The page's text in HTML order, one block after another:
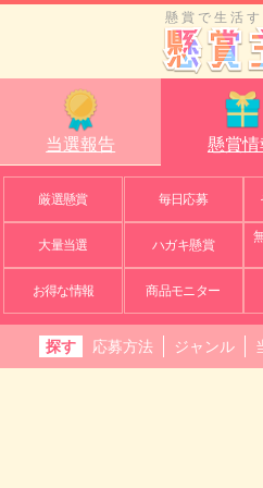
懸賞で生活
当選報告 懸賞情
厳選懸賞 毎日応募
大量当選 ハガキ懸賞
お得な情報 商品モニター
探す 応募方法 ジャンル